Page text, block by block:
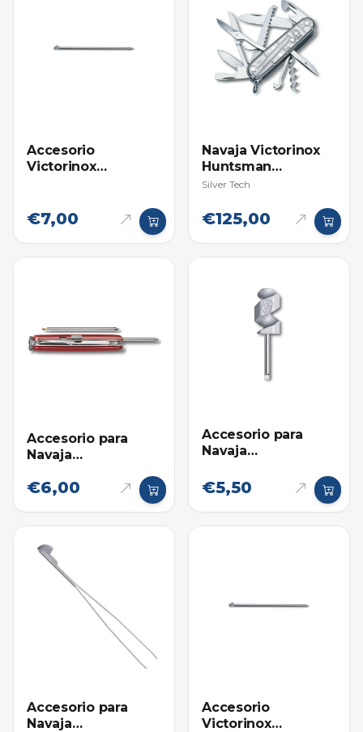
Accesorio
Victorinox
Multifuncional
Swiss Champ
€7,00
Navaja Victorinox
Huntsman
Multifuncional
Silver Tech
€125,00
Accesorio para
Navaja
Bolígrafo Corto
€6,00
Accesorio para
Navaja
Destornillador
Victorinox
€5,50
Accesorio para
Navaja
Accesorio
Victorinox